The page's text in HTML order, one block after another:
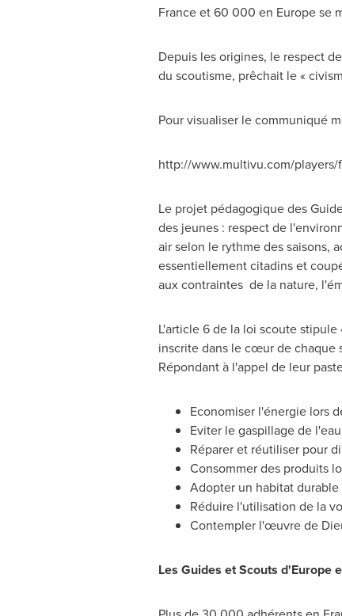
Franceet 60 000 en Europese
Depuis les origines, le respect
du scoutisme, prêchait le «
Pour visualiser le communiqué
http://www.multivu.com/
Le projet pédagogique des
des jeunes : respect de
air selon le rythme des saisons,
essentiellement citadins et
aux contraintes de la nature,
L'article 6 de la loi scoute
inscrite dans le cœur de chaque
Répondant à l'appel de leur
Economiser l'énergie lors
Eviter le gaspillage de
Réparer et réutiliser pour
Consommer des produits
Adopter un habitat
Réduire l'utilisation de la
Contempler l'œuvre de
Les Guides et Scouts d'Europe